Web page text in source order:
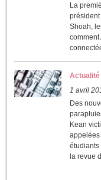
La
Shoah,
Actualité
1 avril
Des
Kean
appelées
étudiants
la revue